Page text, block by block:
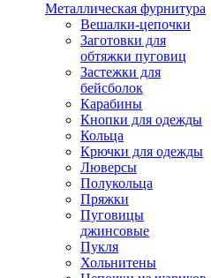
Металлическая фурнитура
Вешалки-цепочки
Заготовки для
обтяжки пуговиц
Застежки для
бейсболок
Карабины
Кнопки для одежды
Кольца
Крючки для одежды
Люверсы
Полукольца
Пряжки
Пуговицы
джинсовые
Пукля
Хольнитены